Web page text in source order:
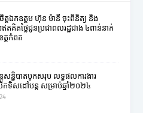
ចិត្តឯកឧត្តម ហ៊ុន ម៉ានី ចុះពិនិត្យ និង
គិតថ្លៃជូនប្រជាពលរដ្ឋជាង ៤ពាន់នាក់
ត្តកំពត
សន្និបាតបូកសរុប លទ្ធផលការងារ
ទិសដៅបន្ត សម្រាប់ឆ្នាំ២០២៤